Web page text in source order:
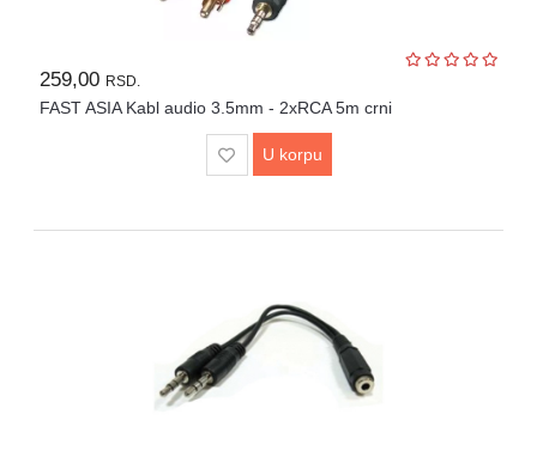
259,00 RSD.
FAST ASIA Kabl audio 3.5mm - 2xRCA 5m crni
U korpu